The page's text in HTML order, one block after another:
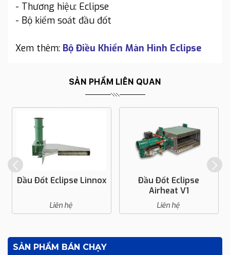
- Thương hiệu: Eclipse
- Bộ kiểm soát đầu đốt
Xem thêm: Bộ Điều Khiển Màn Hình Eclipse
SẢN PHẨM LIÊN QUAN
Đầu Đốt Eclipse Linnox
Liên hệ
Đầu Đốt Eclipse
Airheat V1
Liên hệ
SẢN PHẨM BÁN CHẠY